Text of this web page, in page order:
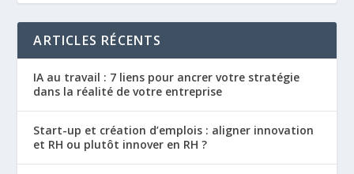
ARTICLES RÉCENTS
IA au travail : 7 liens pour ancrer votre stratégie
dans la réalité de votre entreprise
Start-up et création d’emplois : aligner innovation
et RH ou plutôt innover en RH ?